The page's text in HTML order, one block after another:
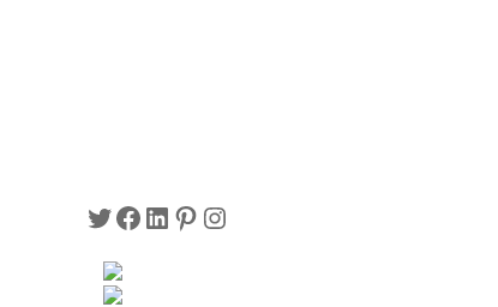
Twitter
Facebook
LinkedIn
Pinterest
Instagram